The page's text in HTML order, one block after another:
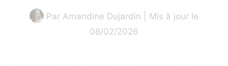
Par Amandine Dujardin | Mis à jour le
08/02/2026